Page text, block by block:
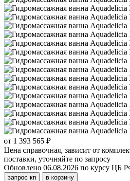
от 1 393 565 ₽
Цена справочная, зависит от
поставки, уточняйте по запросу
Обновлено 06.08.2026 по курсу ЦБ
запрос кп в корзину